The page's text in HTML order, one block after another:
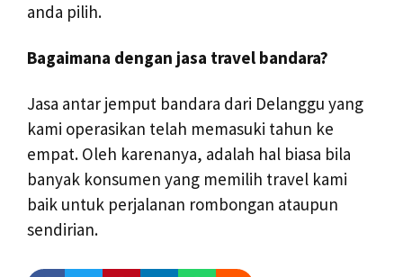
anda pilih.
Bagaimana dengan jasa travel bandara?
Jasa antar jemput bandara dari Delanggu yang
kami operasikan telah memasuki tahun ke
empat. Oleh karenanya, adalah hal biasa bila
banyak konsumen yang memilih travel kami
baik untuk perjalanan rombongan ataupun
sendirian.